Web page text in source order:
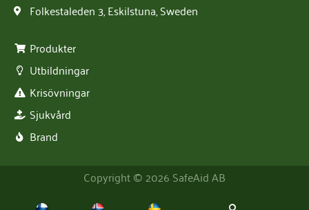
Folkestaleden 3, Eskilstuna, Sweden
Produkter
Utbildningar
Krisövningar
Sjukvård
Brand
Copyright © 2026 SafeAid AB